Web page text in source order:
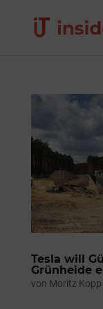
Tesla will
Grünheide
von Moritz Kopp